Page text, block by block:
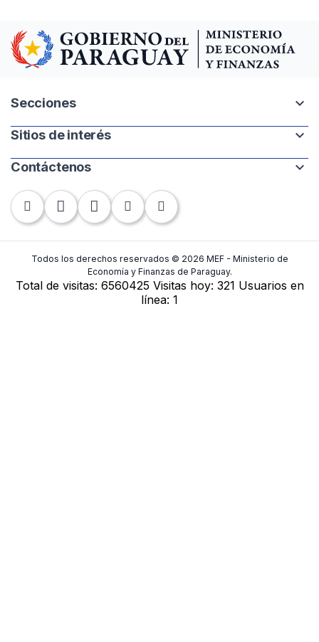
Secciones expand_more
Intranet
Mapa del sitio
Sitios de interés expand_more
Paraguay.gov.py
Banco Central del Paraguay
Contraloría General de la República
Contáctenos expand_more
Chile 252 | 1220. Asunción, Paraguay
Tel: +595-21 440-010
Fax: +595-21 448-283
Contactos
Todos los derechos reservados © 2026 MEF - Ministerio de
Economía y Finanzas de Paraguay.
Total de visitas: 6560425 Visitas hoy: 321 Usuarios en
línea: 1